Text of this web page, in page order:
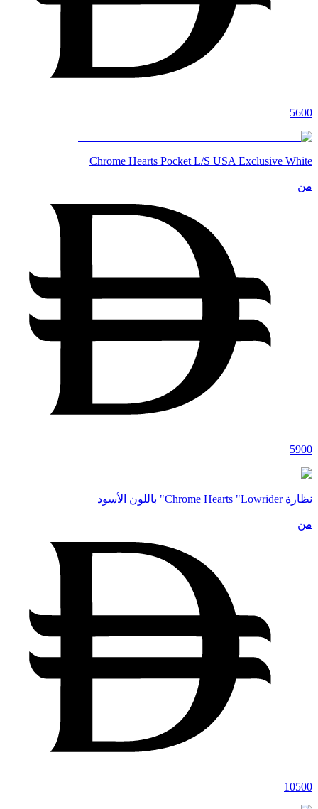
5600
Chrome Hearts Pocket L/S USA Exclusive White
من
5900
نظارة Chrome Hearts "Lowrider" باللون الأسود
من
10500